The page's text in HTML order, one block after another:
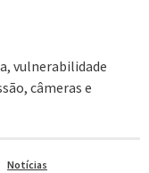
vulnerabilidade
câmeras e
Notícias